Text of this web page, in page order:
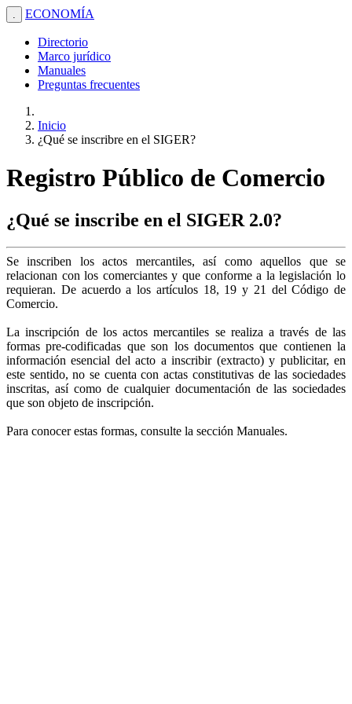
. ECONOMÍA
Directorio
Marco jurídico
Manuales
Preguntas frecuentes
Inicio
¿Qué se inscribre en el SIGER?
Registro Público de Comercio
¿Qué se inscribe en el SIGER 2.0?
Se inscriben los actos mercantiles, así como aquellos que se
relacionan con los comerciantes y que conforme a la legislación lo
requieran. De acuerdo a los artículos 18, 19 y 21 del Código de
Comercio.
La inscripción de los actos mercantiles se realiza a través de las
formas pre-codificadas que son los documentos que contienen la
información esencial del acto a inscribir (extracto) y publicitar, en
este sentido, no se cuenta con actas constitutivas de las sociedades
inscritas, así como de cualquier documentación de las sociedades
que son objeto de inscripción.
Para conocer estas formas, consulte la sección Manuales.